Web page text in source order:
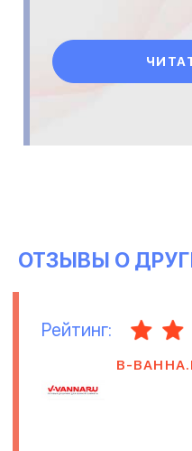
ОТЗЫВЫ О
Рейтинг:
В-